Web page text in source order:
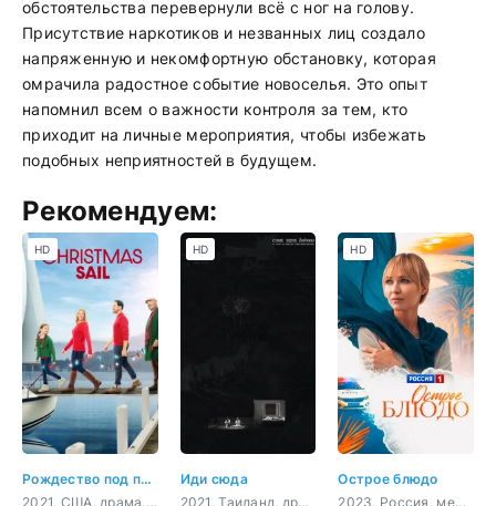
обстоятельства перевернули всё с ног на голову.
Присутствие наркотиков и незванных лиц создало
напряженную и некомфортную обстановку, которая
омрачила радостное событие новоселья. Это опыт
напомнил всем о важности контроля за тем, кто
приходит на личные мероприятия, чтобы избежать
подобных неприятностей в будущем.
Рекомендуем:
Рождество под парусом
2021, США, драма, мелодрама
HD
Иди сюда
2021, Таиланд, драма
HD
Острое блюдо
2023, Россия, мелодрама
HD